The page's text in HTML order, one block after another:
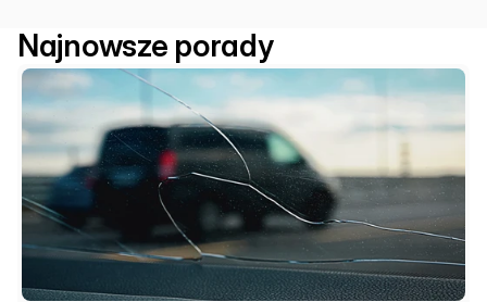
Najnowsze porady